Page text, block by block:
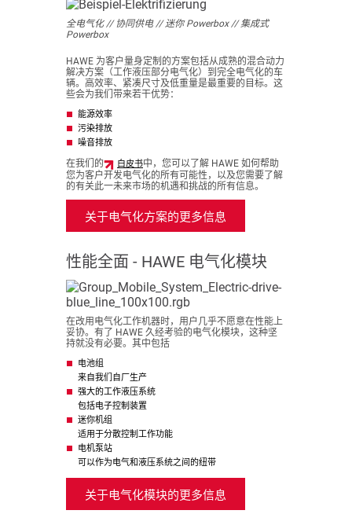
全电气化 // 协同供电 // 迷你 Powerbox // 集成式
Powerbox
HAWE 为客户量身定制的方案包括从成熟的混合动力
解决方案（工作液压部分电气化）到完全电气化的车
辆。高效率、紧凑尺寸及低重量是最重要的目标。这
些会为我们带来若干优势：
能源效率
污染排放
噪音排放
在我们的 白皮书中，您可以了解 HAWE 如何帮助
您为客户开发电气化的所有可能性，以及您需要了解
的有关此一未来市场的机遇和挑战的所有信息。
关于电气化方案的更多信息
性能全面 - HAWE 电气化模块
在改用电气化工作机器时，用户几乎不愿意在性能上
妥协。有了 HAWE 久经考验的电气化模块，这种坚
持就没有必要。其中包括
电池组
来自我们自厂生产
强大的工作液压系统
包括电子控制装置
迷你机组
适用于分散控制工作功能
电机泵站
可以作为电气和液压系统之间的纽带
关于电气化模块的更多信息